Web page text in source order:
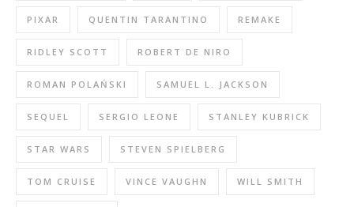
PIXAR QUENTIN TARANTINO REMAKE
RIDLEY SCOTT ROBERT DE NIRO
ROMAN POLAŃSKI SAMUEL L. JACKSON
SEQUEL SERGIO LEONE STANLEY KUBRICK
STAR WARS STEVEN SPIELBERG
TOM CRUISE VINCE VAUGHN WILL SMITH